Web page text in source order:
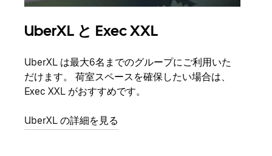
UberXL と Exec XXL
UberXL は最大6名までのグループにご利用いた
だけます。 荷室スペースを確保したい場合は、
Exec XXL がおすすめです。
UberXL の詳細を見る